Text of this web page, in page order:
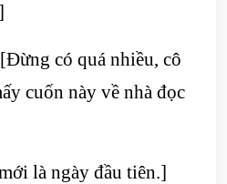
có quá nhiều, cô
cuốn này về nhà đọc
là ngày đầu tiên.]